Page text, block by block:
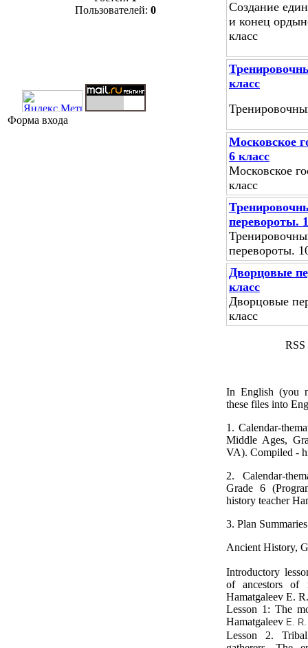
Пользователей: 0
Форма входа
Создание
и конец
класс
класс
Московское
6 класс
Московское
класс
перевороты.
перевороты.
Дворцовые
класс
Дворцовые
класс
RSS
In English (you
these files into
1. Calendar-
Middle Ages,
VA). Compiled -
2. Calendar-
Grade 6
history teacher
3. Plan
Ancient History,
Introductory
of ancestors of
Hamatgaleev E.
Lesson 1: The
Hamatgaleev E. R.
Lesson 2.